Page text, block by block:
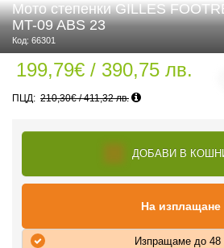
Мото степенки GILLES
MT-09 ABS 23
Код: 66301
199,79€ / 390,75 лв.
210,30€ / 411,32 лв.
ДОБАВИ В
На изплащане
Изпращаме до 48